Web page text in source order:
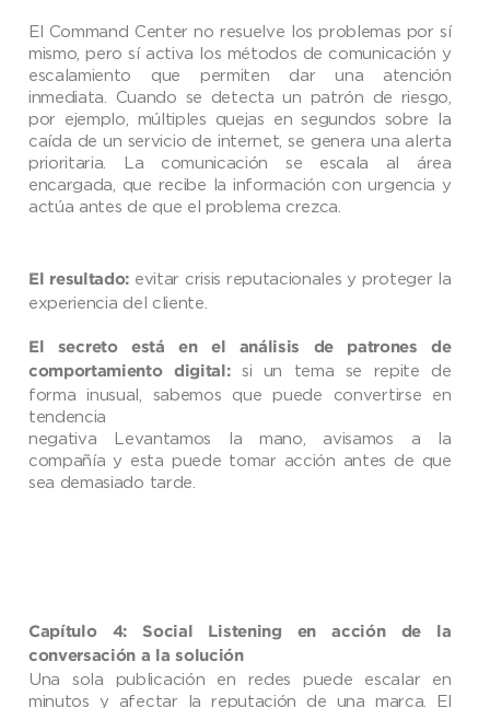
El Command Center no resuelve los problemas por sí
mismo, pero sí activa los métodos de comunicación y
escalamiento que permiten dar una atención
inmediata. Cuando se detecta un patrón de riesgo,
por ejemplo, múltiples quejas en segundos sobre la
caída de un servicio de internet, se genera una alerta
prioritaria. La comunicación se escala al área
encargada, que recibe la información con urgencia y
actúa antes de que el problema crezca.
El resultado: evitar crisis reputacionales y proteger la
experiencia del cliente.
El secreto está en el análisis de patrones de
comportamiento digital:si un tema se repite de
forma inusual, sabemos que puede convertirse en
tendencia
negativa Levantamos la mano, avisamos a la
compañía y esta puede tomar acción antes de que
sea demasiado tarde.
Capítulo 4: Social Listening en acción de la
conversación a la solución
Una sola publicación en redes puede escalar en
minutos y afectar la reputación de una marca. El